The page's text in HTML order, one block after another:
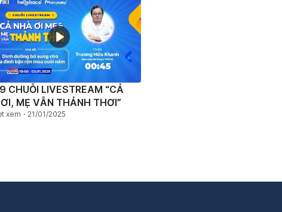
CHUỖI LIVESTREAM “CẢ
MẸ VẪN THẢNH THƠI”
xem 21/01/2025